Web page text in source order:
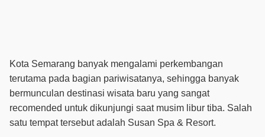
Kota Semarang banyak mengalami perkembangan
terutama pada bagian pariwisatanya, sehingga banyak
bermunculan destinasi wisata baru yang sangat
recomended untuk dikunjungi saat musim libur tiba. Salah
satu tempat tersebut adalah Susan Spa & Resort.